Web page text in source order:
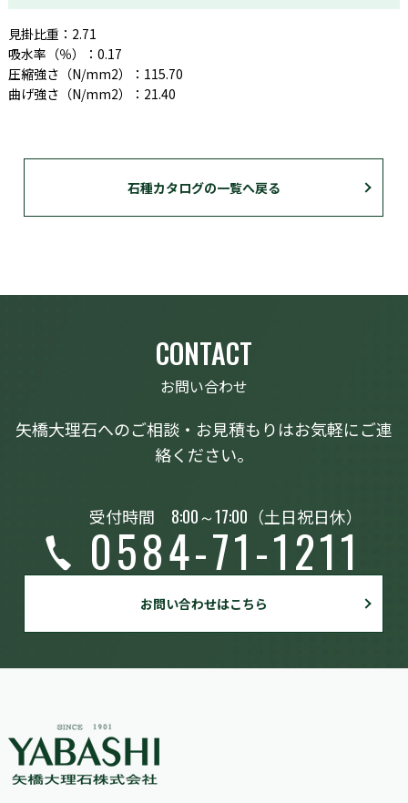
見掛比重：2.71
吸水率（％）：0.17
圧縮強さ（N/mm2）：115.70
曲げ強さ（N/mm2）：21.40
石種カタログの一覧へ戻る
CONTACT
お問い合わせ
矢橋大理石へのご相談・お見積もりはお気軽にご連
絡ください。
受付時間 8:00～17:00 （土日祝日休）
0584-71-1211
お問い合わせはこちら